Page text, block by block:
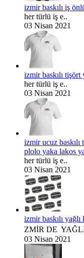
izmir baskılı iş
her türlü iş e..
03 Nisan 2021
izmir baskılı tişört
her türlü iş e..
03 Nisan 2021
izmir ucuz baskılı
plolo yaka lakos
her türlü iş e..
03 Nisan 2021
izmir baskılı
ZMİR DE
03 Nisan 2021